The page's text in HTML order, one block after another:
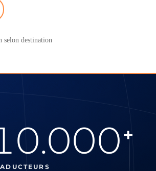
selon destination
+